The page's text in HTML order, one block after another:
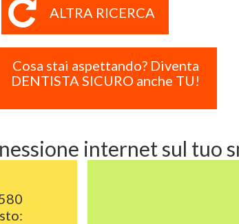
ALTRA RICERCA
Cosa stai aspettando? Diventa
DENTISTA SICURO anche TU!
internet sul tuo